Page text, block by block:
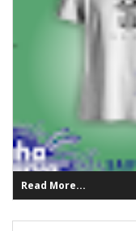
Read More...